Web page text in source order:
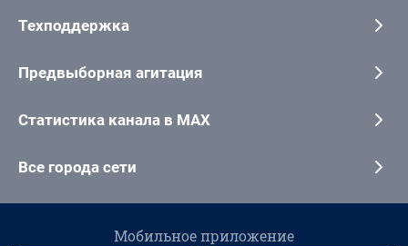
Техподдержка
Предвыборная агитация
Статистика канала в MAX
Все города сети
Мобильное приложение